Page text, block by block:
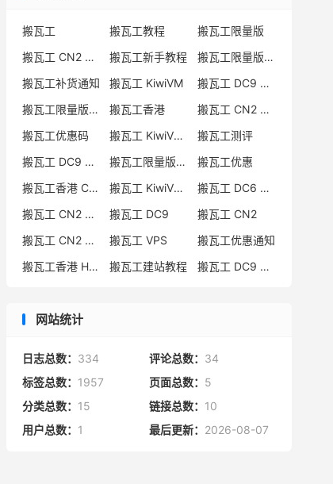
搬瓦工 搬瓦工教程
搬瓦工限量版
搬瓦工 CN2 GIA
搬瓦工新手教程
搬瓦工限量版套餐
搬瓦工补货通知
搬瓦工 KiwiVM
搬瓦工 DC9 CN2 GIA
搬瓦工限量版补货
搬瓦工香港
搬瓦工 CN2 GIA-E
搬瓦工优惠码
搬瓦工 KiwiVM 教程
搬瓦工测评
搬瓦工 DC9 CN2 GIA 限量版
搬瓦工限量版补货通知
搬瓦工优惠
搬瓦工香港 CN2 GIA
搬瓦工 KiwiVM 控制面板
搬瓦工 DC6 CN2 GIA-E
搬瓦工 CN2 GIA-E 限量版
搬瓦工 DC9
搬瓦工 CN2
搬瓦工 CN2 GIA 限量版
搬瓦工 VPS
搬瓦工优惠通知
搬瓦工香港 HK85
搬瓦工建站教程 搬瓦工 DC9 限量版
网站统计
日志总数： 334 评论总数： 34
标签总数： 1957 页面总数： 5
分类总数： 15 链接总数： 10
用户总数： 1 最后更新： 2026-08-07